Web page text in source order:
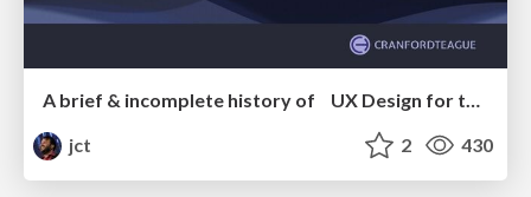
jct
2 430